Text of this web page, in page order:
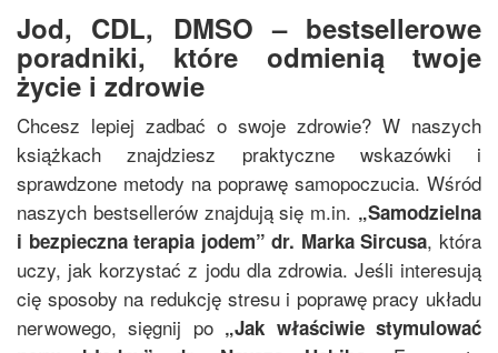
Jod, CDL, DMSO – bestsellerowe
poradniki, które odmienią twoje
życie i zdrowie
Chcesz lepiej zadbać o swoje zdrowie? W naszych
książkach znajdziesz praktyczne wskazówki i
sprawdzone metody na poprawę samopoczucia. Wśród
naszych bestsellerów znajdują się m.in. „Samodzielna
i bezpieczna terapia jodem”dr. Marka Sircusa, która
uczy, jak korzystać z jodu dla zdrowia. Jeśli interesują
cię sposoby na redukcję stresu i poprawę pracy układu
nerwowego, sięgnij po „Jak właściwie stymulować